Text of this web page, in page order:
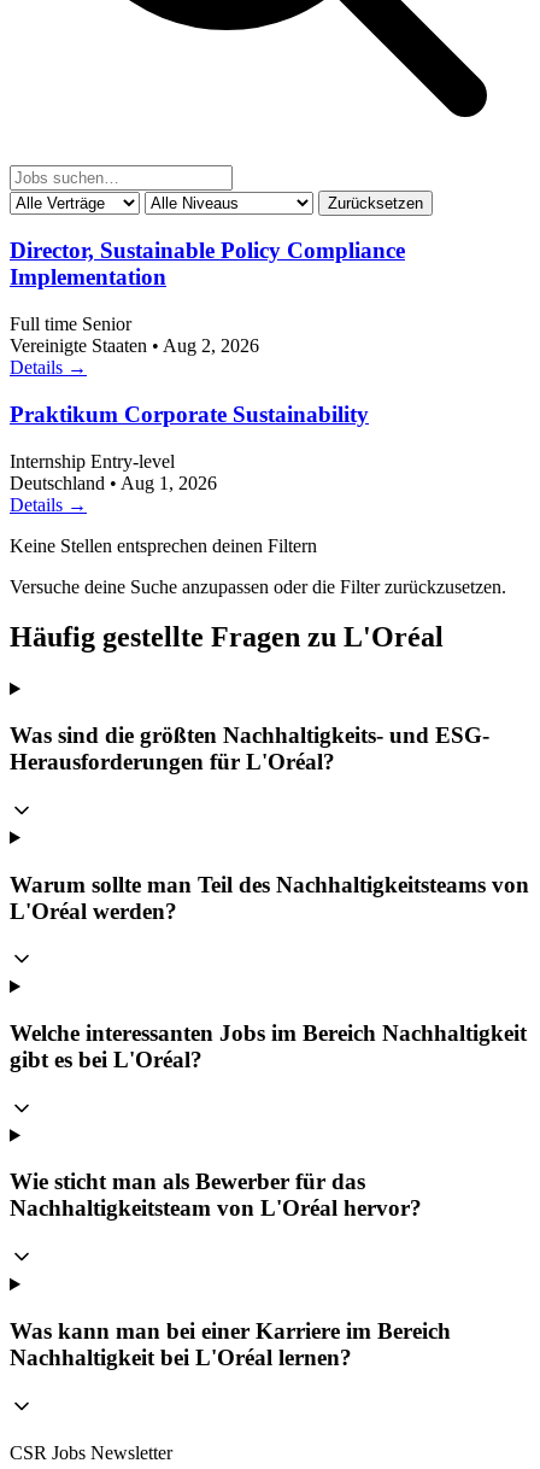
Zurücksetzen
Director, Sustainable Policy Compliance
Implementation
Full time Senior
Vereinigte Staaten • Aug 2, 2026
Details →
Praktikum Corporate Sustainability
Internship Entry-level
Deutschland • Aug 1, 2026
Details →
Keine Stellen entsprechen deinen Filtern
Versuche deine Suche anzupassen oder die Filter zurückzusetzen.
Häufig gestellte Fragen zu L'Oréal
Was sind die größten Nachhaltigkeits- und ESG-
Herausforderungen für L'Oréal?
Warum sollte man Teil des Nachhaltigkeitsteams von
L'Oréal werden?
Welche interessanten Jobs im Bereich Nachhaltigkeit
gibt es bei L'Oréal?
Wie sticht man als Bewerber für das
Nachhaltigkeitsteam von L'Oréal hervor?
Was kann man bei einer Karriere im Bereich
Nachhaltigkeit bei L'Oréal lernen?
CSR Jobs Newsletter